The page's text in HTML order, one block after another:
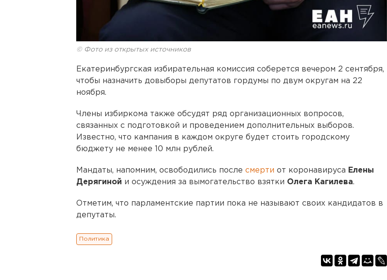
© Фото из открытых источников
Екатеринбургская избирательная комиссия соберется вечером 2 сентября,
чтобы назначить довыборы депутатов гордумы по двум округам на 22
ноября.
Члены избиркома также обсудят ряд организационных вопросов,
связанных с подготовкой и проведением дополнительных выборов.
Известно, что кампания в каждом округе будет стоить городскому
бюджету не менее 10 млн рублей.
Мандаты, напомним, освободились после смерти от коронавируса Елены
Дерягиной и осуждения за вымогательство взятки Олега Кагилева.
Отметим, что парламентские партии пока не называют своих кандидатов в
депутаты.
Политика